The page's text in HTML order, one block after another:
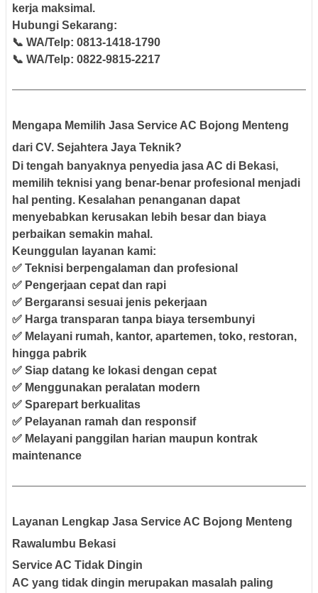
kerja maksimal.
Hubungi Sekarang:
📞 WA/Telp: 0813-1418-1790
📞 WA/Telp: 0822-9815-2217
Mengapa Memilih Jasa Service AC Bojong Menteng
dari CV. Sejahtera Jaya Teknik?
Di tengah banyaknya penyedia jasa AC di Bekasi,
memilih teknisi yang benar-benar profesional menjadi
hal penting. Kesalahan penanganan dapat
menyebabkan kerusakan lebih besar dan biaya
perbaikan semakin mahal.
Keunggulan layanan kami:
✅ Teknisi berpengalaman dan profesional
✅ Pengerjaan cepat dan rapi
✅ Bergaransi sesuai jenis pekerjaan
✅ Harga transparan tanpa biaya tersembunyi
✅ Melayani rumah, kantor, apartemen, toko, restoran,
hingga pabrik
✅ Siap datang ke lokasi dengan cepat
✅ Menggunakan peralatan modern
✅ Sparepart berkualitas
✅ Pelayanan ramah dan responsif
✅ Melayani panggilan harian maupun kontrak
maintenance
Layanan Lengkap Jasa Service AC Bojong Menteng
Rawalumbu Bekasi
Service AC Tidak Dingin
AC yang tidak dingin merupakan masalah paling